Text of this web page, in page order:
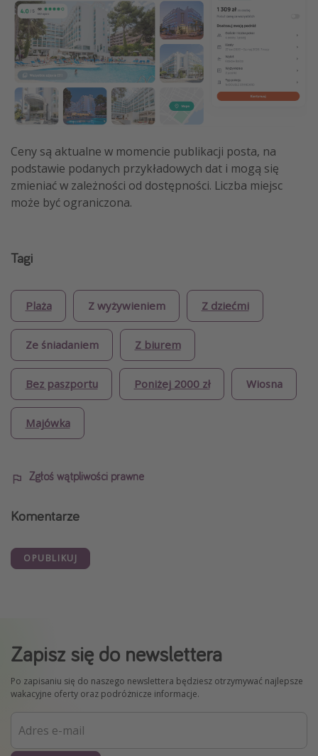
Ceny są aktualne w momencie publikacji posta, na
podstawie podanych przykładowych dat i mogą się
zmieniać w zależności od dostępności. Liczba miejsc
może być ograniczona.
Tagi
Plaża Z wyżywieniem Z dziećmi
Ze śniadaniem Z biurem
Bez paszportu Poniżej 2000 zł Wiosna
Majówka
Zgłoś wątpliwości prawne
Komentarze
OPUBLIKUJ
Zapisz się do newslettera
Po zapisaniu się do naszego newslettera będziesz otrzymywać najlepsze
wakacyjne oferty oraz podróżnicze informacje.